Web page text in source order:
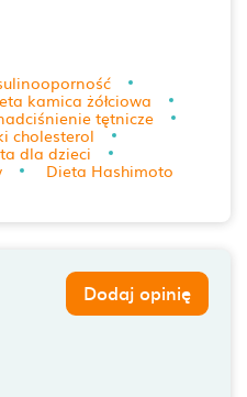
kamica żółciowa
tętnicze
cholesterol
dla dzieci
Dieta Hashimoto
Dodaj opinię